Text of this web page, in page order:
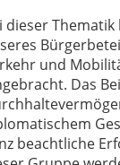
dieser
und
Das
beachtliche